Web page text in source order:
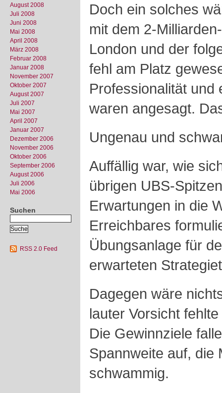
August 2008
Juli 2008
Juni 2008
Mai 2008
April 2008
März 2008
Februar 2008
Januar 2008
November 2007
Oktober 2007
August 2007
Juli 2007
Mai 2007
April 2007
Januar 2007
Dezember 2006
November 2006
Oktober 2006
September 2006
August 2006
Juli 2006
Mai 2006
Suchen
RSS 2.0 Feed
Doch ein solches
mit dem 2-
London und der
fehl am Platz
Professionalität und
waren angesagt.
Ungenau und
Auffällig war, wie
übrigen UBS-
Erwartungen in die
Erreichbares
Übungsanlage für
erwarteten
Dagegen wäre
lauter Vorsicht
Die Gewinnziele
Spannweite auf, die
schwammig.